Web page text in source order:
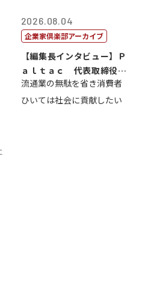
2026.08.04
企業家倶楽部アーカイブ
【編集長インタビュー】Ｐ
ａｌｔａｃ 代表取締役会
長三木田國夫
流通業の無駄を省き消費者
ひいては社会に貢献したい